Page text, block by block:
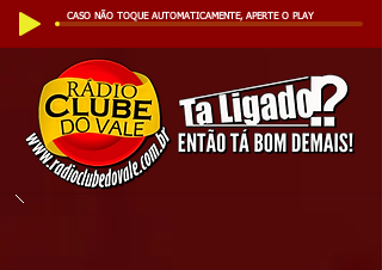
CASO NÃO TOQUE AUTOMATICAMENTE, APERTE O PLAY